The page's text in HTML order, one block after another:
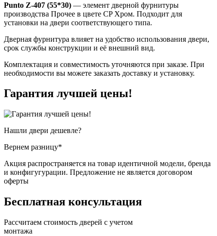
Punto Z-407 (55*30) — элемент дверной фурнитуры
производства Прочее в цвете CP Хром. Подходит для
установки на двери соответствующего типа.
Дверная фурнитура влияет на удобство использования двери,
срок службы конструкции и её внешний вид.
Комплектация и совместимость уточняются при заказе. При
необходимости вы можете заказать доставку и установку.
Гарантия лучшей цены!
Нашли двери дешевле?
Вернем разницу*
Акция распространяется на товар идентичной модели, бренда
и конфигугурации. Предложение не является договором
оферты
Бесплатная консультация
Рассчитаем стоимость дверей с учетом
монтажа